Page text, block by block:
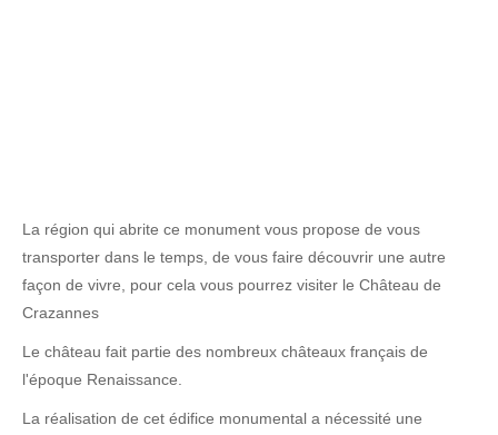
La région qui abrite ce monument vous propose de vous
transporter dans le temps, de vous faire découvrir une autre
façon de vivre, pour cela vous pourrez visiter le Château de
Crazannes
Le château fait partie des nombreux châteaux français de
l'époque Renaissance.
La réalisation de cet édifice monumental a nécessité une